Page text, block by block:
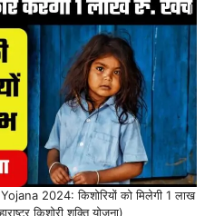
2024: किशोरियों को मिलेगी 1 लाख
किशोरी शक्ति योजना)